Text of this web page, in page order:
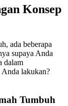
Konsep
ada beberapa
supaya Anda
dalam
lakukan?
Tumbuh